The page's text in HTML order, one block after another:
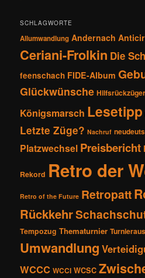
SCHLAGWORTE
Allumwandlung Andernach
Ceriani-Frolkin Die
feenschach FIDE-Album
Glückwünsche Hilfsrückzüger
Königsmarsch Lesetipp
Letzte Züge? Nachruf
Platzwechsel Preisbericht
Rekord Retro der
Retro of the Future Retropatt
Rückkehr
Tempozug Thematurnier
Umwandlung
WCCC WCCI WCSC